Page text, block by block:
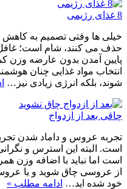
8 غذای رژیمی
خیلی ها وقتی تصمیم به کاهش
حذف می کنند، شام است؛
پایین آمدن بدون عارضه وزن
انتخاب مواد غذایی چنان
شوند، بلکه انرژی زیادی نیز…
چاقی بعد از ازدواج
تجربه عروس و داماد شدن
است. البته این استرس و
است اما نباید با اضافه وزن
از عروسی چاق شوید و یا
خود شده اید… ادامه مطلب »